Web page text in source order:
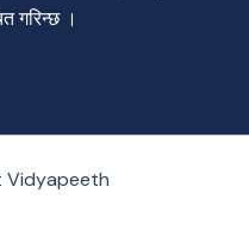
गरिन्छ ।
Vidyapeeth